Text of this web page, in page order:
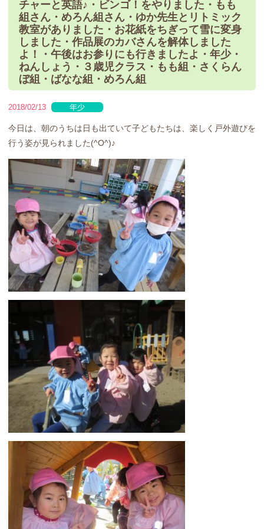
チャーと英語♪・ビンゴ！をやりました・もも
組さん・めろん組さん・ゆか先生とリトミック
教室がありました・お花紙をちぎって雪に変身
しました・作品展のカバさんを解体しました
よ！・午後はお参りにも行きましたよ・年少・
ねんしょう・３歳児クラス・もも組・さくらん
ぼ組・ばなな組・めろん組
2018/02/13 年少
今日は、朝のうちは日も出ていて子どもたちは、楽しく戸外遊びを
行う姿が見られました(^O^)♪